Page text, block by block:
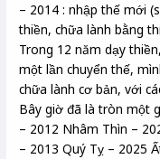
– 2014 : nhập thế mới
thiền, chữa lành bằng
Trong 12 năm dạy
một lần chuyển thế,
chữa lành cơ bản, với
Bây giờ đã là tròn một
– 2012 Nhâm Thìn –
– 2013 Quý Tỵ – 2025